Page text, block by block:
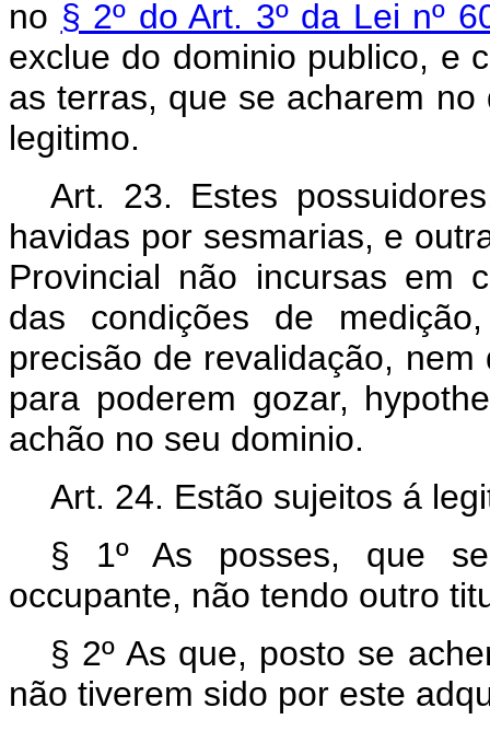
no § 2º do Art. 3º da Lei nº
exclue do dominio publico, e
as terras, que se acharem
legitimo.
Art. 23. Estes
havidas por sesmarias, e
Provincial não incursas em
das condições de
precisão de revalidação,
para poderem gozar,
achão no seu dominio.
Art. 24. Estão sujeitos á
§ 1º As posses, que
occupante, não tendo outro
§ 2º As que, posto se
não tiverem sido por este